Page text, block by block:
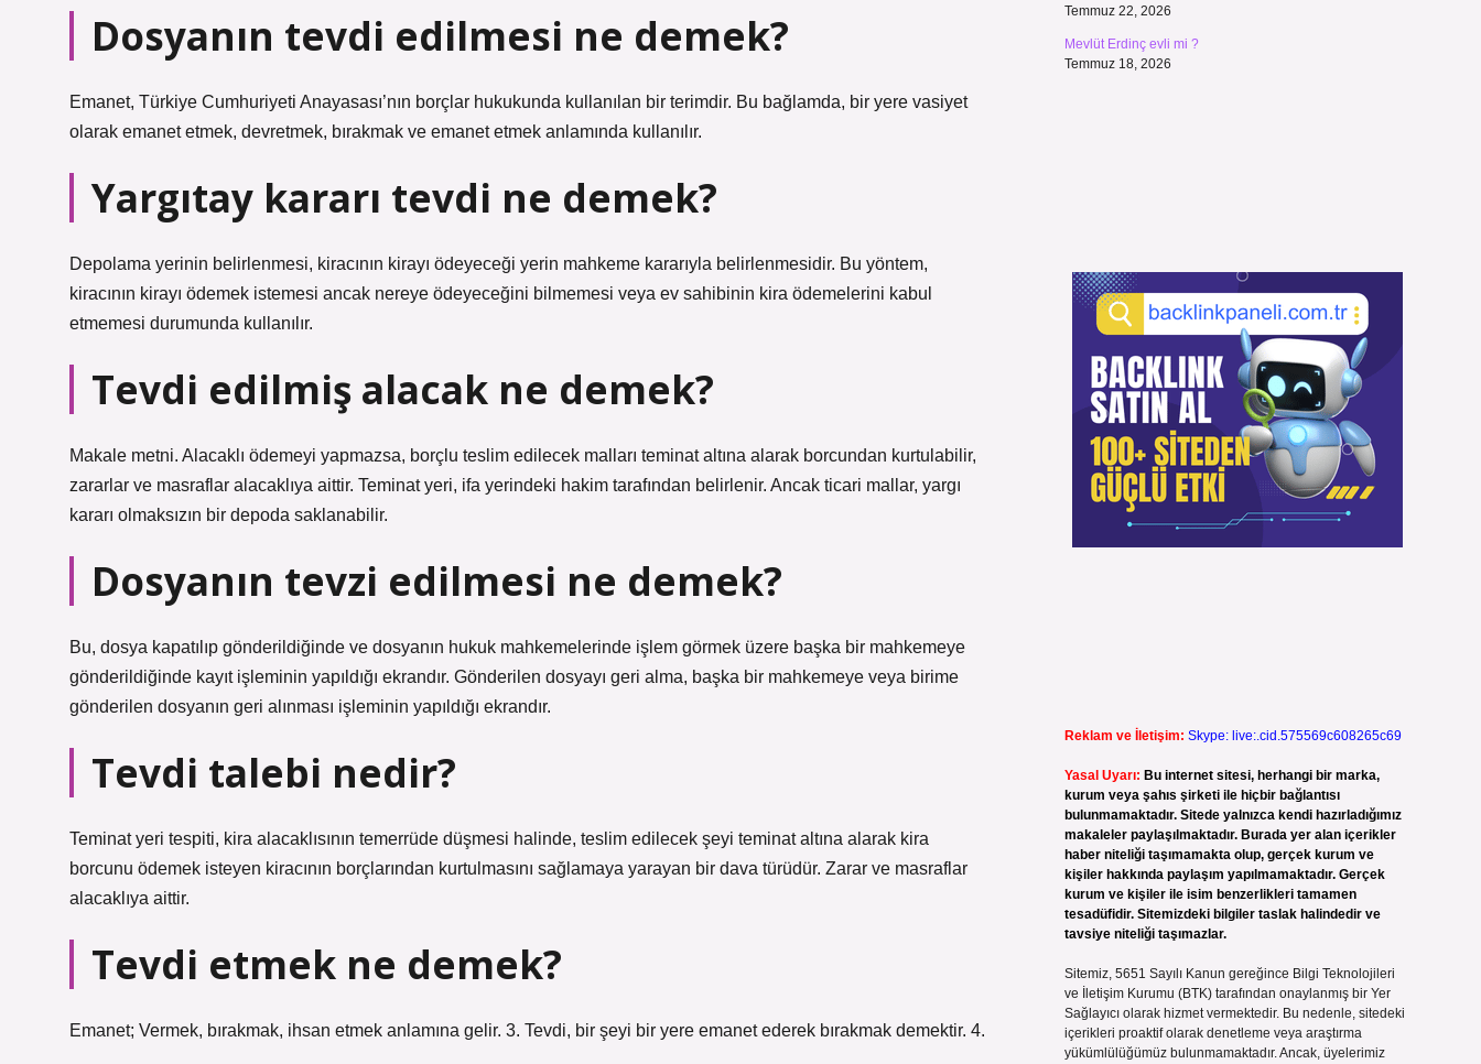
Dosyanın tevdi edilmesi ne demek?
Emanet, Türkiye Cumhuriyeti Anayasası’nın borçlar hukukunda kullanılan bir terimdir. Bu bağlamda, bir yere vasiyet
olarak emanet etmek, devretmek, bırakmak ve emanet etmek anlamında kullanılır.
Yargıtay kararı tevdi ne demek?
Depolama yerinin belirlenmesi, kiracının kirayı ödeyeceği yerin mahkeme kararıyla belirlenmesidir. Bu yöntem,
kiracının kirayı ödemek istemesi ancak nereye ödeyeceğini bilmemesi veya ev sahibinin kira ödemelerini kabul
etmemesi durumunda kullanılır.
Tevdi edilmiş alacak ne demek?
Makale metni. Alacaklı ödemeyi yapmazsa, borçlu teslim edilecek malları teminat altına alarak borcundan kurtulabilir,
zararlar ve masraflar alacaklıya aittir. Teminat yeri, ifa yerindeki hakim tarafından belirlenir. Ancak ticari mallar, yargı
kararı olmaksızın bir depoda saklanabilir.
Dosyanın tevzi edilmesi ne demek?
Bu, dosya kapatılıp gönderildiğinde ve dosyanın hukuk mahkemelerinde işlem görmek üzere başka bir mahkemeye
gönderildiğinde kayıt işleminin yapıldığı ekrandır. Gönderilen dosyayı geri alma, başka bir mahkemeye veya birime
gönderilen dosyanın geri alınması işleminin yapıldığı ekrandır.
Tevdi talebi nedir?
Teminat yeri tespiti, kira alacaklısının temerrüde düşmesi halinde, teslim edilecek şeyi teminat altına alarak kira
borcunu ödemek isteyen kiracının borçlarından kurtulmasını sağlamaya yarayan bir dava türüdür. Zarar ve masraflar
alacaklıya aittir.
Tevdi etmek ne demek?
Emanet; Vermek, bırakmak, ihsan etmek anlamına gelir. 3. Tevdi, bir şeyi bir yere emanet ederek bırakmak demektir. 4.
Temmuz 22, 2026
Mevlüt Erdinç evli mi ?
Temmuz 18, 2026
Reklam ve İletişim: Skype: live:.cid.575569c608265c69
Yasal Uyarı: Bu internet sitesi, herhangi bir marka,
kurum veya şahıs şirketi ile hiçbir bağlantısı
bulunmamaktadır. Sitede yalnızca kendi hazırladığımız
makaleler paylaşılmaktadır. Burada yer alan içerikler
haber niteliği taşımamakta olup, gerçek kurum ve
kişiler hakkında paylaşım yapılmamaktadır. Gerçek
kurum ve kişiler ile isim benzerlikleri tamamen
tesadüfidir. Sitemizdeki bilgiler taslak halindedir ve
tavsiye niteliği taşımazlar.
Sitemiz, 5651 Sayılı Kanun gereğince Bilgi Teknolojileri
ve İletişim Kurumu (BTK) tarafından onaylanmış bir Yer
Sağlayıcı olarak hizmet vermektedir. Bu nedenle, sitedeki
içerikleri proaktif olarak denetleme veya araştırma
yükümlülüğümüz bulunmamaktadır. Ancak, üyelerimiz